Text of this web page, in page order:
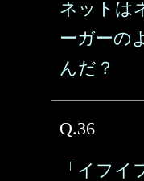
ネットは
ーガーの
んだ？
Q.36
「イフ